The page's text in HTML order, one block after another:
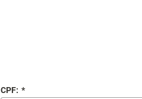
CPF: *